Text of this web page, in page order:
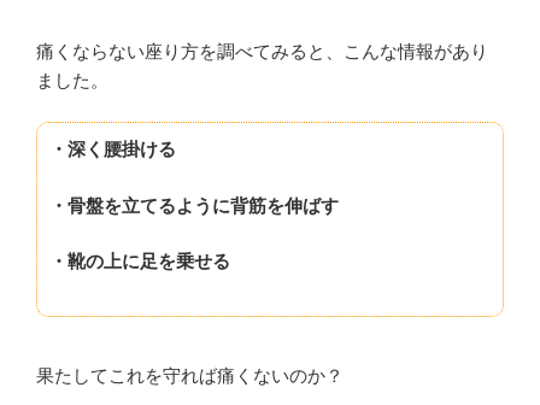
痛くならない座り方を調べてみると、こんな情報があり
ました。
・深く腰掛ける
・骨盤を立てるように背筋を伸ばす
・靴の上に足を乗せる
果たしてこれを守れば痛くないのか？